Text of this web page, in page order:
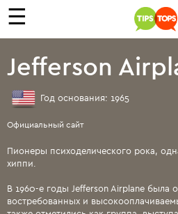
☰
Jefferson
Год основания: 1965
Официальный сайт
Пионеры психоделического рока,
хиппи.
В 1960-е годы Jefferson Airplane была
востребованных и